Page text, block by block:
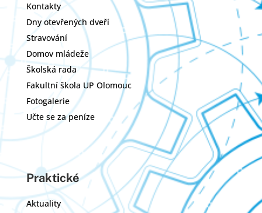
Kontakty
Dny otevřených dveří
Stravování
Domov mládeže
Školská rada
Fakultní škola UP Olomouc
Fotogalerie
Učte se za peníze
Praktické
Aktuality